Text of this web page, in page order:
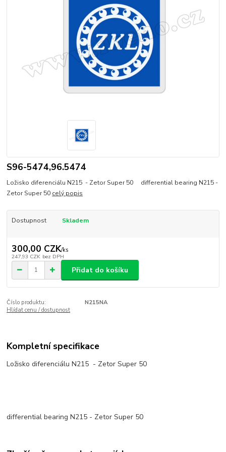
S96-5474,96.5474
Ložisko diferenciálu N215 - Zetor Super 50 differential bearing N215 -
Zetor Super 50 celý popis
Dostupnost Skladem
300,00 CZK/ks
247,93 CZK bez DPH
Přidat do košíku
Číslo produktu:
N215NA
Hlídat cenu / dostupnost
Kompletní specifikace
Ložisko diferenciálu N215 - Zetor Super 50
differential bearing N215 - Zetor Super 50